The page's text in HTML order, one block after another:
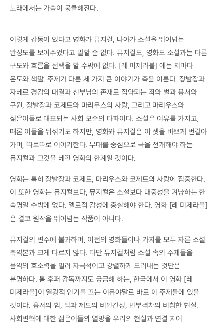
노래에서는 가슴이 뭉클해진다.
이렇게 감동이 있다고 영화가 뮤지컬, 나아가 소설을 뛰어넘는
완성도를 보여주었다고 말할 순 없다. 뮤지컬도, 영화도 소설과는 다른
구도와 흐름을 선택을 할 수밖에 없다. [레 미제라블] 에는 저마다
온도와 색깔, 주제가 다른 세 가지 큰 이야기가 축을 이룬다. 장발장과
자베르 경감의 대결과 신부님의 존재로 집약되는 죄와 벌과 용서와
구원, 장발장과 코제트와 마리우스의 사랑, 그리고 마리우스와
젊은이들로 대표되는 사회 모순의 타파이다. 소설은 여유를 가지고,
때론 이들을 뒤섞기도 하지만, 영화와 뮤지컬은 이 셋을 바쁘게 번갈아
가며, 따로따로 이야기한다. 무대를 중심으로 극을 전개해야 하는
뮤지컬과 그것을 베낀 영화의 한계일 것이다.
영화는 특히 장발장과 코제트, 마리우스와 코제트의 사랑에 집중한다.
이 또한 영화는 뮤지컬보다, 뮤지컬은 소설보다 대중성을 겨냥하는 한
숙명일 수밖에 없다. 멜로적 감성에 충실해야 한다. 영화 [레 미제라블]
은 결코 원작을 뛰어넘는 작품이 아니다.
뮤지컬의 변주에 불과하며, 이전의 영화들이나 가지를 모두 자른 소설
축약본과 크게 다르지 않다. 다만 뮤지컬처럼 소설 속의 주제들을
음악의 호소력을 빌려 자극적이고 강렬하게 드러내는 것만은
분명하다. 톰 후퍼 감독까지도 궁금해 하는, 한국에서 이 영화 [레
미제라블]이 열광적 인기를 끄는 이유야말로 바로 이 주제들에 있을
것이다. 용서의 힘, 법과 제도의 비인간성, 빈부격차의 비참한 현실,
사회변혁에 대한 젊은이들의 열망을 우리의 현실과 연결 지어